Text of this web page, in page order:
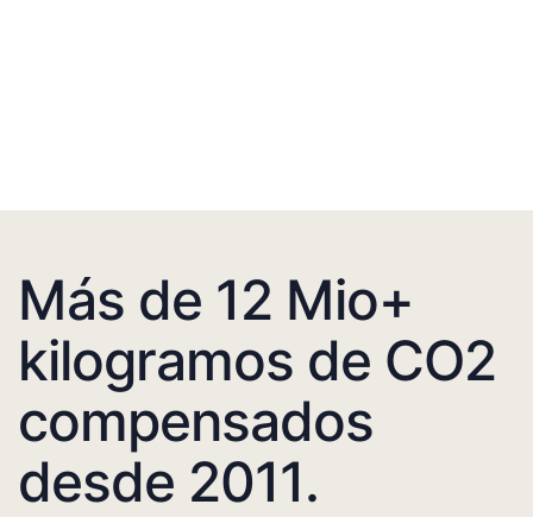
Más de 12 Mio+
kilogramos de CO2
compensados
desde 2011.